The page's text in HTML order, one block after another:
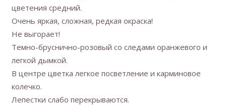
цветения средний.
Очень яркая, сложная, редкая окраска!
Не выгорает!
Темно-бруснично-розовый со следами оранжевого и
легкой дымкой.
В центре цветка легкое посветление и карминовое
колечко.
Лепестки слабо перекрываются.